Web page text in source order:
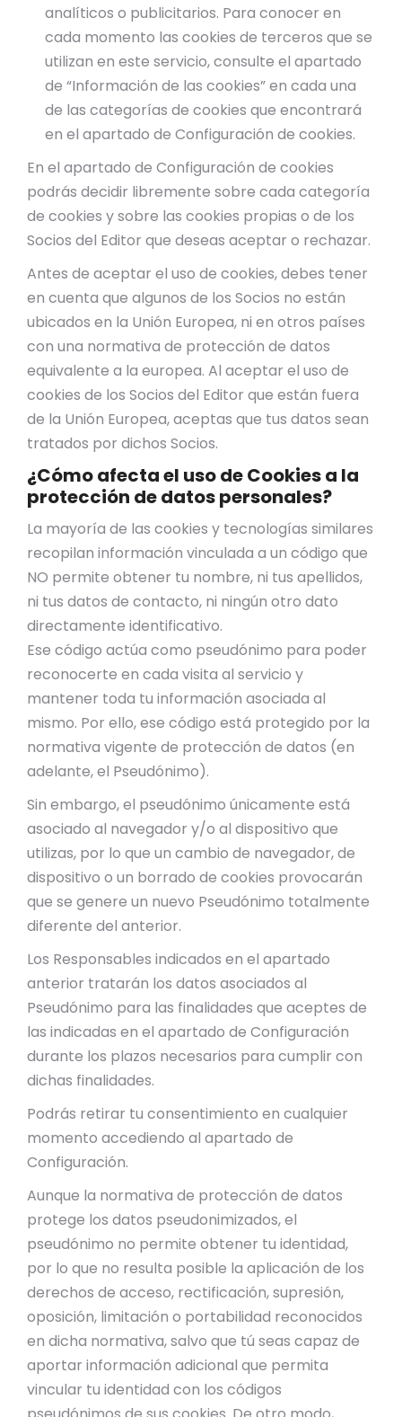
analíticos o publicitarios. Para conocer en
cada momento las cookies de terceros que se
utilizan en este servicio, consulte el apartado
de “Información de las cookies” en cada una
de las categorías de cookies que encontrará
en el apartado de Configuración de cookies.
En el apartado de Configuración de cookies
podrás decidir libremente sobre cada categoría
de cookies y sobre las cookies propias o de los
Socios del Editor que deseas aceptar o rechazar.
Antes de aceptar el uso de cookies, debes tener
en cuenta que algunos de los Socios no están
ubicados en la Unión Europea, ni en otros países
con una normativa de protección de datos
equivalente a la europea. Al aceptar el uso de
cookies de los Socios del Editor que están fuera
de la Unión Europea, aceptas que tus datos sean
tratados por dichos Socios.
¿Cómo afecta el uso de Cookies a la
protección de datos personales?
La mayoría de las cookies y tecnologías similares
recopilan información vinculada a un código que
NO permite obtener tu nombre, ni tus apellidos,
ni tus datos de contacto, ni ningún otro dato
directamente identificativo.
Ese código actúa como pseudónimo para poder
reconocerte en cada visita al servicio y
mantener toda tu información asociada al
mismo. Por ello, ese código está protegido por la
normativa vigente de protección de datos (en
adelante, el Pseudónimo).
Sin embargo, el pseudónimo únicamente está
asociado al navegador y/o al dispositivo que
utilizas, por lo que un cambio de navegador, de
dispositivo o un borrado de cookies provocarán
que se genere un nuevo Pseudónimo totalmente
diferente del anterior.
Los Responsables indicados en el apartado
anterior tratarán los datos asociados al
Pseudónimo para las finalidades que aceptes de
las indicadas en el apartado de Configuración
durante los plazos necesarios para cumplir con
dichas finalidades.
Podrás retirar tu consentimiento en cualquier
momento accediendo al apartado de
Configuración.
Aunque la normativa de protección de datos
protege los datos pseudonimizados, el
pseudónimo no permite obtener tu identidad,
por lo que no resulta posible la aplicación de los
derechos de acceso, rectificación, supresión,
oposición, limitación o portabilidad reconocidos
en dicha normativa, salvo que tú seas capaz de
aportar información adicional que permita
vincular tu identidad con los códigos